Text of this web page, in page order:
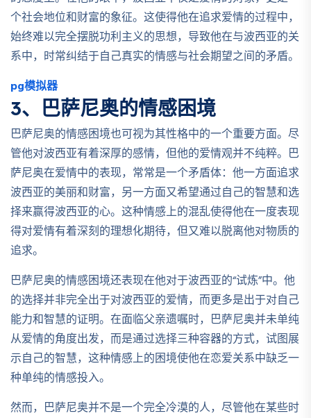
个社会地位和财富的象征。这使得他在追求爱情的过程中，
始终难以完全摆脱功利主义的思想，导致他在与波西亚的关
系中，时常纠结于自己真实的情感与社会期望之间的矛盾。
pg模拟器
3、巴萨尼奥的情感困境
巴萨尼奥的情感困境也可视为其性格中的一个重要方面。尽
管他对波西亚有着深厚的感情，但他的爱情观并不纯粹。巴
萨尼奥在爱情中的表现，常常是一个矛盾体：他一方面追求
波西亚的美丽和财富，另一方面又希望通过自己的智慧和选
择来赢得波西亚的心。这种情感上的混乱使得他在一度表现
得对爱情有着深刻的理想化期待，但又难以脱离他对物质的
追求。
巴萨尼奥的情感困境还表现在他对于波西亚的“试炼”中。他
的选择并非完全出于对波西亚的爱情，而更多是出于对自己
能力和智慧的证明。在面临父亲遗嘱时，巴萨尼奥并未单纯
从爱情的角度出发，而是通过选择三种容器的方式，试图展
示自己的智慧，这种情感上的困境使他在恋爱关系中缺乏一
种单纯的情感投入。
然而，巴萨尼奥并不是一个完全冷漠的人，尽管他在某些时